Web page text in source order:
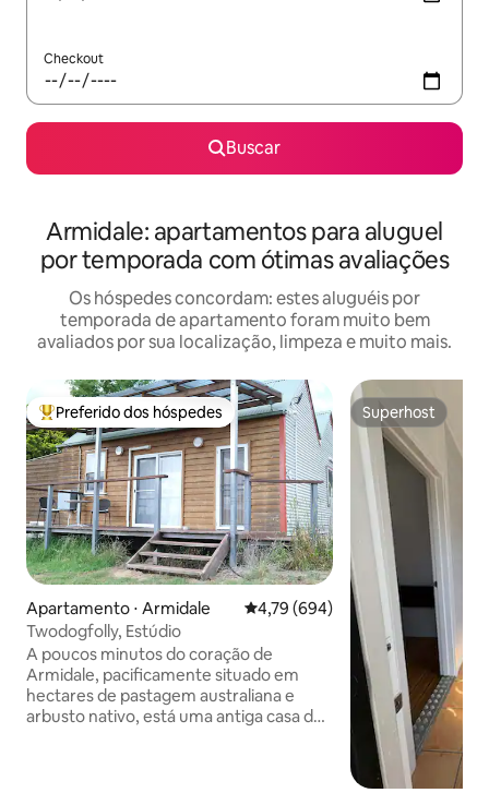
Checkout
Buscar
Armidale: apartamentos para aluguel
por temporada com ótimas avaliações
Os hóspedes concordam: estes aluguéis por
temporada de apartamento foram muito bem
avaliados por sua localização, limpeza e muito mais.
Entre os melhores preferidos dos hóspedes
Preferido dos hóspedes
Apartamento ⋅ Armidale 4,79 de uma avaliação média de
4,79 (694)
Twodogfolly, Estúdio
A poucos minutos do coração de
Armidale, pacificamente situado em
hectares de pastagem australiana e
arbusto nativo, está uma antiga casa de
Superhost
Superhost